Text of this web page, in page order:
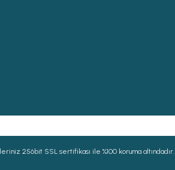
256bit SSL sertifikası ile %100 koruma altındadır.